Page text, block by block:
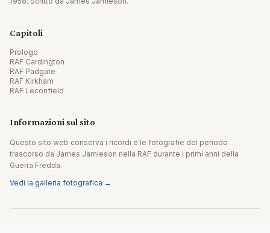
Capitoli
Prologo
RAF Cardington
RAF Padgate
RAF Kirkham
RAF Leconfield
Informazioni sul sito
Questo sito web conserva i ricordi e le fotografie del periodo
trascorso da James Jamieson nella RAF durante i primi anni della
Guerra Fredda.
Vedi la galleria fotografica →